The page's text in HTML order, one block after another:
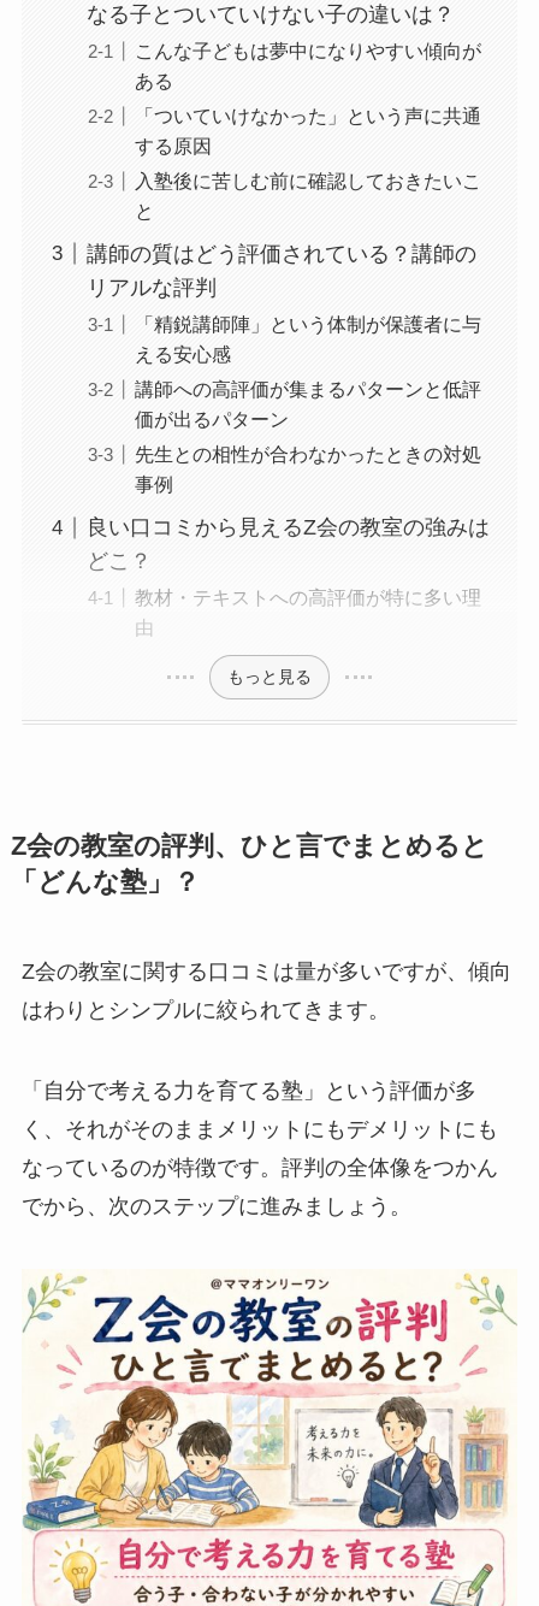
なる子とついていけない子の違いは？
こんな子どもは夢中になりやすい傾向が
ある
「ついていけなかった」という声に共通
する原因
入塾後に苦しむ前に確認しておきたいこ
と
講師の質はどう評価されている？講師の
リアルな評判
「精鋭講師陣」という体制が保護者に与
える安心感
講師への高評価が集まるパターンと低評
価が出るパターン
先生との相性が合わなかったときの対処
事例
良い口コミから見えるZ会の教室の強みは
どこ？
教材・テキストへの高評価が特に多い理
由
もっと見る
Z会の教室の評判、ひと言でまとめると
「どんな塾」？
Z会の教室に関する口コミは量が多いですが、傾向
はわりとシンプルに絞られてきます。
「自分で考える力を育てる塾」という評価が多
く、それがそのままメリットにもデメリットにも
なっているのが特徴です。評判の全体像をつかん
でから、次のステップに進みましょう。